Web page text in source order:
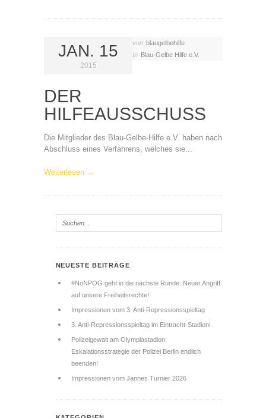
JAN. 15
2015
von blaugelbehilfe
In Blau-Gelbe Hilfe e.V.
DER
HILFEAUSSCHUSS
Die Mitglieder des Blau-Gelbe-Hilfe e.V. haben nach
Abschluss eines Verfahrens, welches sie...
Weiterlesen →
NEUESTE BEITRÄGE
#NoNPOG geht in die nächste Runde: Neuer Angriff
auf unsere Freiheitsrechte!
Impressionen vom 3. Anti-Repressionsspieltag
3. Anti-Repressionsspieltag im Eintracht-Stadion!
Polizeigewalt am Olympiastadion:
Eskalationsstrategie der Polizei Berlin endlich
beenden!
Impressionen vom Jannes Turnier 2026